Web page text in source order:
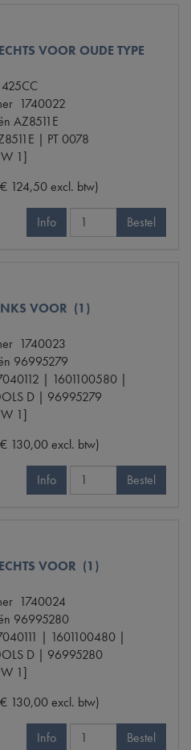
VOOR OUDE TYPE
1740022
AZ8511E
| PT 0078
1]
124,50 excl. btw)
Info Bestel
VOOR (1)
1740023
96995279
| 1601100580 |
D | 96995279
1]
130,00 excl. btw)
Info Bestel
VOOR (1)
1740024
96995280
| 1601100480 |
D | 96995280
1]
130,00 excl. btw)
Info Bestel